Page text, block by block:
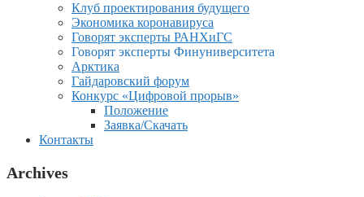
Клуб проектирования будущего
Экономика коронавируса
Говорят эксперты РАНХиГС
Говорят эксперты Финуниверситета
Арктика
Гайдаровский форум
Конкурс «Цифровой прорыв»
Положение
Заявка/Скачать
Контакты
Archives